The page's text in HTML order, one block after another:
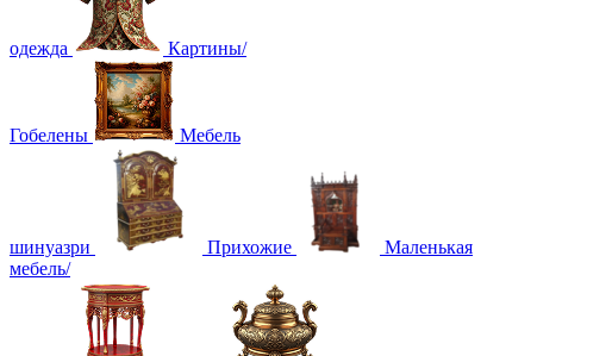
одежда Картины/
Гобелены Мебель
шинуазри Прихожие
Маленькая
мебель/